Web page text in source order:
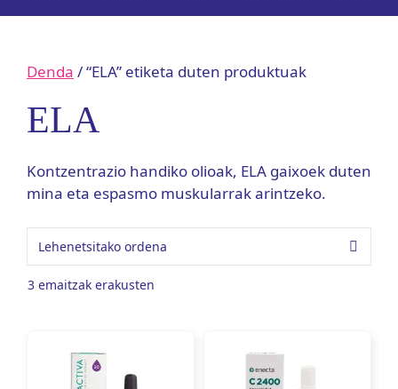
Denda / “ELA” etiketa duten produktuak
ELA
Kontzentrazio handiko olioak, ELA gaixoek duten
mina eta espasmo muskularrak arintzeko.
3 emaitzak erakusten